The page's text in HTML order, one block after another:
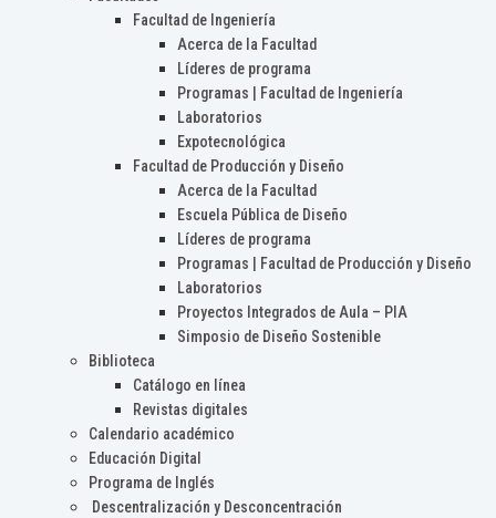
Facultad de Ingeniería
Acerca de la Facultad
Líderes de programa
Programas | Facultad de Ingeniería
Laboratorios
Expotecnológica
Facultad de Producción y Diseño
Acerca de la Facultad
Escuela Pública de Diseño
Líderes de programa
Programas | Facultad de Producción y Diseño
Laboratorios
Proyectos Integrados de Aula – PIA
Simposio de Diseño Sostenible
Biblioteca
Catálogo en línea
Revistas digitales
Calendario académico
Educación Digital
Programa de Inglés
Descentralización y Desconcentración